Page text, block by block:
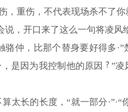
重伤，不代表现场杀不了你
，开口来了这么一句将凌风
仲，比那个替身要好得多
是因为我控制他的原因
”凌
长的长度，“就一部分·”·“